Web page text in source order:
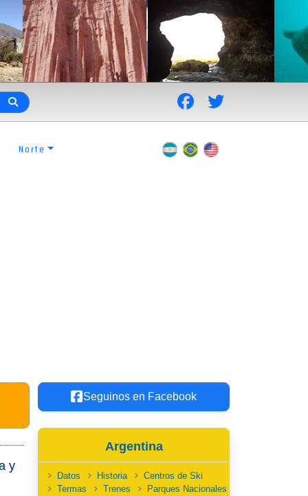
Norte
y
Seguinos en Facebook
Argentina
Datos Historia
Centros de Ski
Termas
Trenes
Parques Nacionales